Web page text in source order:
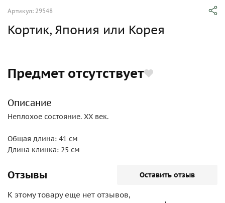
Артикул: 29548
Кортик, Япония или Корея
Предмет отсутствует
Описание
Неплохое состояние. XX век.
Общая длина: 41 см
Длина клинка: 25 см
Отзывы Оставить отзыв
К этому товару еще нет отзывов,